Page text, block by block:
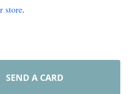
store.
SEND A CARD